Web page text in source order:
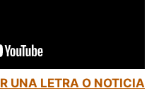
UNA LETRA O NOTICIA